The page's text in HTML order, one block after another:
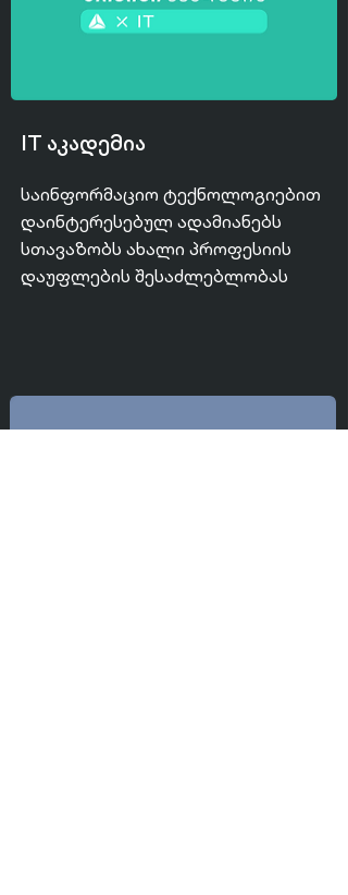
IT აკადემია
საინფორმაციო ტექნოლოგიებით
დაინტერესებულ ადამიანებს
სთავაზობს ახალი პროფესიის
დაუფლების შესაძლებლობას